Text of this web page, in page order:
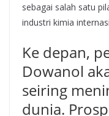
sebagai salah satu
industri kimia
Ke depan,
Dowanol
seiring
dunia.